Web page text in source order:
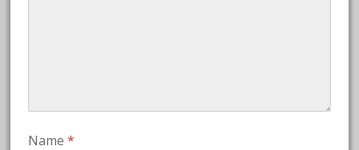
Name *